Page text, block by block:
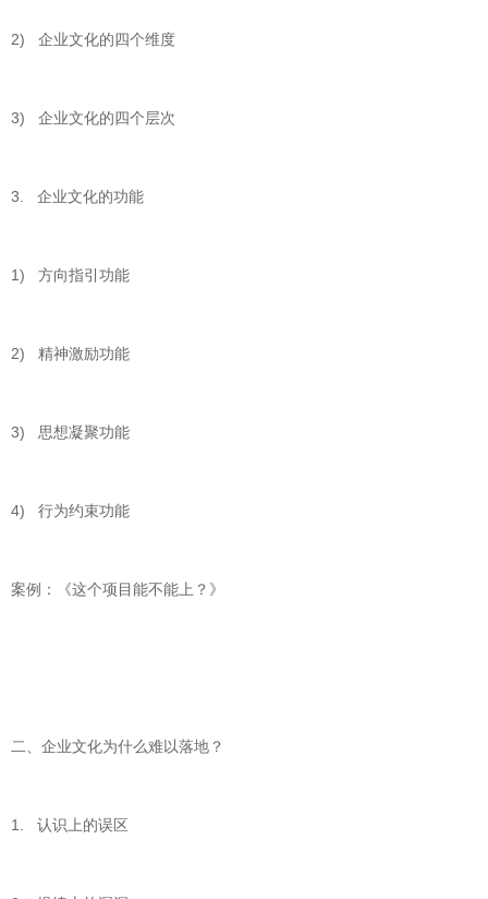
2) 企业文化的四个维度
3) 企业文化的四个层次
3. 企业文化的功能
1) 方向指引功能
2) 精神激励功能
3) 思想凝聚功能
4) 行为约束功能
案例：《这个项目能不能上？》
二、企业文化为什么难以落地？
1. 认识上的误区